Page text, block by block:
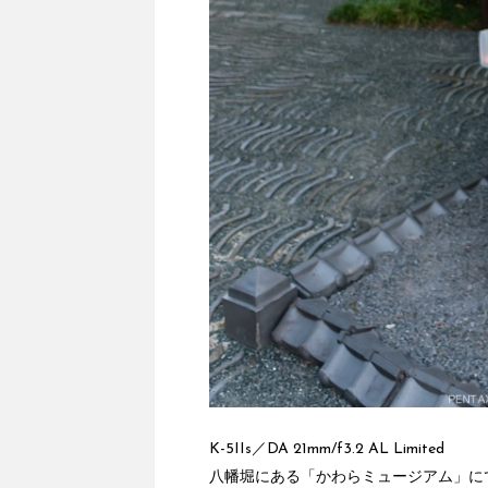
K-5IIs／DA 21mm/f3.2 AL Limited
八幡堀にある「かわらミュージアム」に